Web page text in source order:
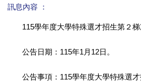
訊息內容 ：
115學年度大學特殊選才招生第２
公告日期：115年1月12日。
公告事項：115學年度大學特殊選